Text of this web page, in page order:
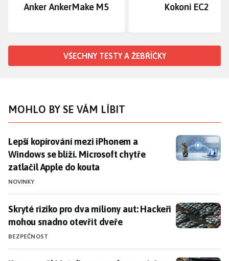
Anker AnkerMake M5 Kokoni EC2
VŠECHNY TESTY A ŽEBŘÍČKY
MOHLO BY SE VÁM LÍBIT
Lepší kopírování mezi iPhonem a Windows se blíží.
Lepší kopírování mezi iPhonem a
Windows se blíží. Microsoft chytře
zatlačil Apple do kouta
NOVINKY
Skryté riziko pro dva miliony aut: Hackeři mohou
Skryté riziko pro dva miliony aut: Hackeři
mohou snadno otevřít dveře
BEZPEČNOST